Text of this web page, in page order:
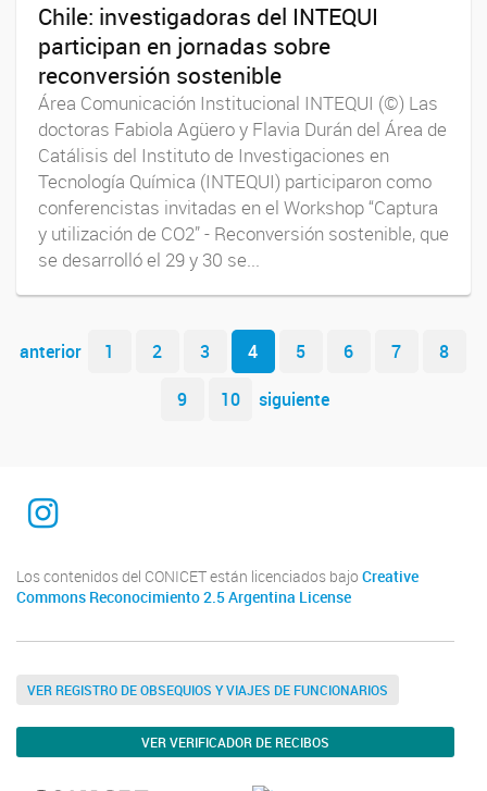
Chile: investigadoras del INTEQUI
participan en jornadas sobre
reconversión sostenible
Área Comunicación Institucional INTEQUI (©) Las
doctoras Fabiola Agüero y Flavia Durán del Área de
Catálisis del Instituto de Investigaciones en
Tecnología Química (INTEQUI) participaron como
conferencistas invitadas en el Workshop “Captura
y utilización de CO2” - Reconversión sostenible, que
se desarrolló el 29 y 30 se...
Navegador de artículos
anterior 1 2 3 4 5 6 7
8
9
10 siguiente
INTEQUI
Los contenidos del CONICET están licenciados bajo Creative
Commons Reconocimiento 2.5 Argentina License
VER REGISTRO DE OBSEQUIOS Y VIAJES DE FUNCIONARIOS
VER VERIFICADOR DE RECIBOS